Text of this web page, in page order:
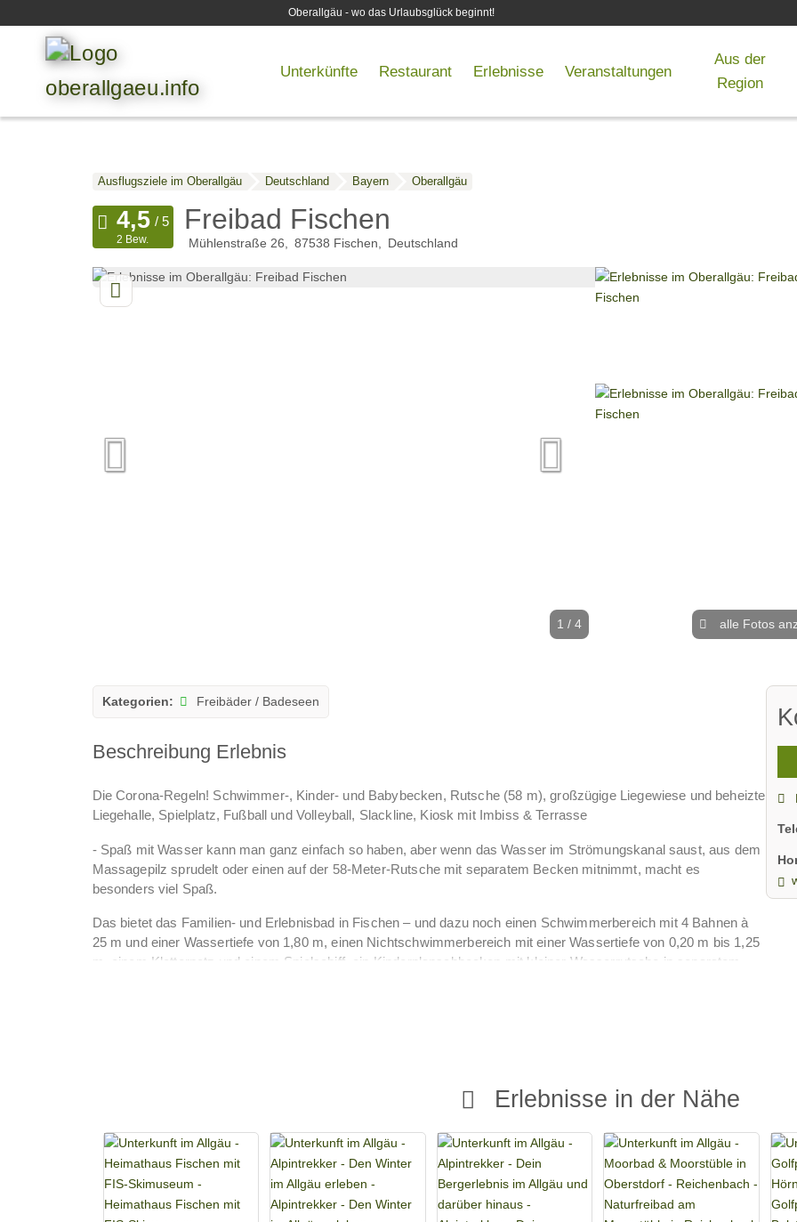
Oberallgäu - wo das Urlaubsglück beginnt!
Unterkünfte Restaurant Erlebnisse Veranstaltungen
Aus der
Region
Ausflugsziele im Oberallgäu Deutschland Bayern Oberallgäu
Freibad Fischen
Mühlenstraße 26 87538 Fischen Deutschland
2 Bew.
1 / 4 alle Fotos
Kategorien: Freibäder / Badeseen
Beschreibung Erlebnis
Die Corona-Regeln! Schwimmer-, Kinder- und Babybecken, Rutsche (58 m), großzügige Liegewiese und beheizte
Liegehalle, Spielplatz, Fußball und Volleyball, Slackline, Kiosk mit Imbiss & Terrasse
- Spaß mit Wasser kann man ganz einfach so haben, aber wenn das Wasser im Strömungskanal saust, aus dem
Massagepilz sprudelt oder einen auf der 58-Meter-Rutsche mit separatem Becken mitnimmt, macht es
besonders viel Spaß.
Das bietet das Familien- und Erlebnisbad in Fischen – und dazu noch einen Schwimmerbereich mit 4 Bahnen à
25 m und einer Wassertiefe von 1,80 m, einen Nichtschwimmerbereich mit einer Wassertiefe von 0,20 m bis 1,25
m, einem Kletternetz und einem Spielschiff, ein Kinderplanschbecken mit kleiner Wasserrutsche in separatem
Und das Beste ist: der Eintritt ist mit der Hörnerdörfer-Gästekarte (H-AWC) kostenfrei!
Erlebnisse in der Nähe